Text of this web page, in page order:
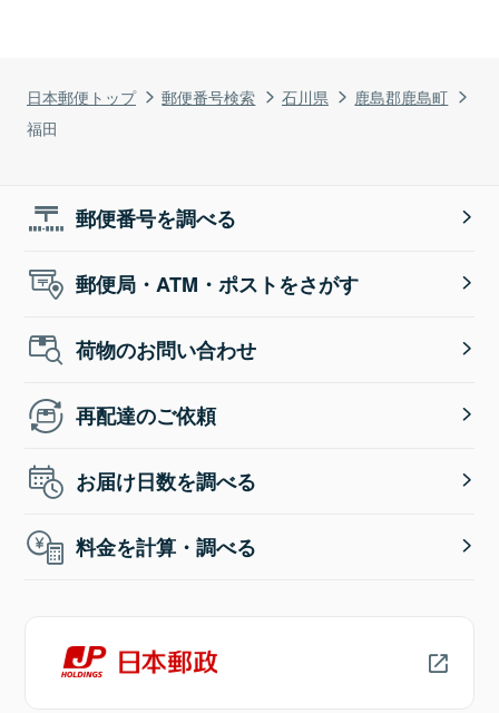
日本郵便トップ 郵便番号検索 石川県
鹿島郡鹿島町
福田
郵便番号を調べる
郵便局・ATM・ポストをさがす
荷物のお問い合わせ
再配達のご依頼
お届け日数を調べる
料金を計算・調べる